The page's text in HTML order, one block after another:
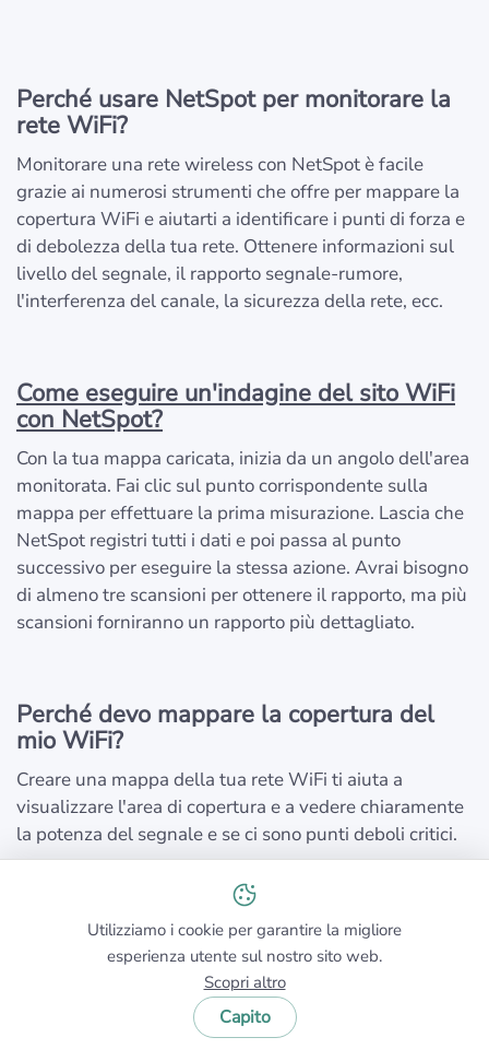
Perché usare NetSpot per monitorare la
rete WiFi?
Monitorare una rete wireless con NetSpot è facile
grazie ai numerosi strumenti che offre per mappare la
copertura WiFi e aiutarti a identificare i punti di forza e
di debolezza della tua rete. Ottenere informazioni sul
livello del segnale, il rapporto segnale-rumore,
l'interferenza del canale, la sicurezza della rete, ecc.
Come eseguire un'indagine del sito WiFi
con NetSpot?
Con la tua mappa caricata, inizia da un angolo dell'area
monitorata. Fai clic sul punto corrispondente sulla
mappa per effettuare la prima misurazione. Lascia che
NetSpot registri tutti i dati e poi passa al punto
successivo per eseguire la stessa azione. Avrai bisogno
di almeno tre scansioni per ottenere il rapporto, ma più
scansioni forniranno un rapporto più dettagliato.
Perché devo mappare la copertura del
mio WiFi?
Creare una mappa della tua rete WiFi ti aiuta a
visualizzare l'area di copertura e a vedere chiaramente
la potenza del segnale e se ci sono punti deboli critici.
Qual è la differenza tra Scansione Attiva
e Scansione Passiva?
La Scansione Passiva raccoglie informazioni sulle reti
circostanti senza connettersi a esse, mentre la
Scansione Attiva misura la velocità di connessione in
Utilizziamo i cookie per garantire la migliore
esperienza utente sul nostro sito web.
Scopri altro
Capito